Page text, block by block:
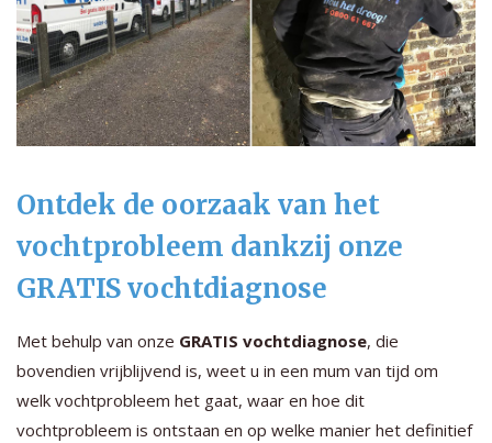
Ontdek de oorzaak van het
vochtprobleem dankzij onze
GRATIS vochtdiagnose
Met behulp van onze GRATIS vochtdiagnose, die
bovendien vrijblijvend is, weet u in een mum van tijd om
welk vochtprobleem het gaat, waar en hoe dit
vochtprobleem is ontstaan en op welke manier het definitief